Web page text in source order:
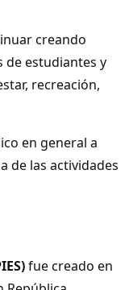
creando
de estudiantes y
recreación,
en general a
de las actividades
fue creado en